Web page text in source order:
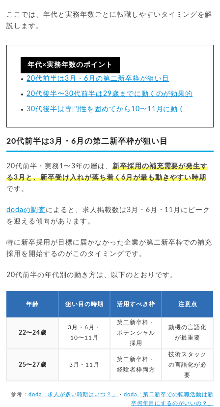
ここでは、年代と実務年数ごとに転職しやすいタイミングを解
説します。
年代×実務年数のポイント
20代前半は3月・6月の第二新卒枠が狙い目
20代後半〜30代前半は29歳までに動くのが効果的
30代後半は専門性を固めてから10〜11月に動く
20代前半は3月・6月の第二新卒枠が狙い目
20代前半・実務1〜3年の層は、 新卒採用の補充需要が発生す
る3月と、新卒受け入れが落ち着く6月が最も動きやすい時期
です。
dodaの調査 によると、求人掲載数は3月・6月・11月にピーク
を迎える傾向があります。
特に新卒採用が目標に届かなかった企業が第二新卒枠での補充
採用を開始するのがこのタイミングです。
20代前半の年代別の動き方は、以下のとおりです。
年齢 狙い目の時期 活用すべき枠 注意点
22〜24歳
3月・6月・
10〜11月
第二新卒枠・
ポテンシャル
採用
動機の言語化
が最重要
25〜27歳 3月・11月
第二新卒枠・
経験者枠両方
技術スタック
の言語化が必
要
参考： doda「求人が多い時期はいつ？」 ・doda「第二新卒での転職活動は新
卒何年目にするのがいいの？」